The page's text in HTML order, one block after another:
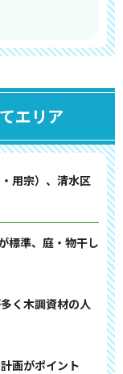
エリア
用宗）、清水区
標準、庭・物干し
く木調資材の人
画がポイント